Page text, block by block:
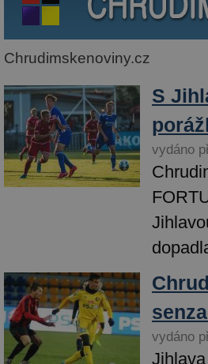
Chrudimskenoviny.cz
S
vydáno
vydáno